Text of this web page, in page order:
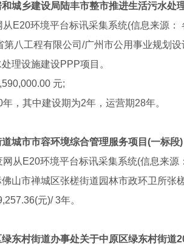
四川空鼓检测设计
城乡建设局陆丰市整市推进生活污水处
E20环境平台标讯采集系统(信息来源
第八工程有限公司/广州市公用事业规划
理设施建设PPP项目。
元;
，其中建设期为2年，运营期28年。
城市市容环境综合管理服务项目(一标段)
从E20环境平台标讯采集系统(信息来
山市禅城区张槎街道园林市政环卫所张
元)/ 3年。
东村街道办事处关于中原区绿东村街道